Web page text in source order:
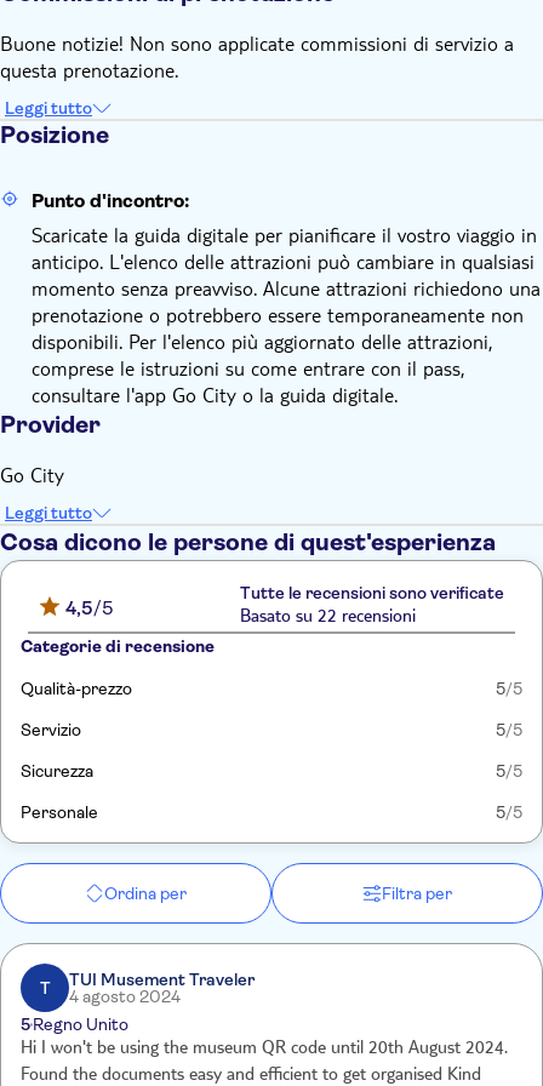
Buone notizie! Non sono applicate commissioni di servizio a
questa prenotazione.
Leggi tutto
Posizione
Punto d'incontro:
Scaricate la guida digitale per pianificare il vostro viaggio in
anticipo. L'elenco delle attrazioni può cambiare in qualsiasi
momento senza preavviso. Alcune attrazioni richiedono una
prenotazione o potrebbero essere temporaneamente non
disponibili. Per l'elenco più aggiornato delle attrazioni,
comprese le istruzioni su come entrare con il pass,
consultare l'app Go City o la guida digitale.
Provider
Go City
Leggi tutto
Cosa dicono le persone di quest'esperienza
4,5/5
Tutte le recensioni sono verificate
Basato su 22 recensioni
Categorie di recensione
Qualità-prezzo 5/5
Servizio 5/5
Sicurezza 5/5
Personale 5/5
Ordina per Filtra per
T
TUI Musement Traveler
4 agosto 2024
5Regno Unito
Hi I won't be using the museum QR code until 20th August 2024.
Found the documents easy and efficient to get organised Kind